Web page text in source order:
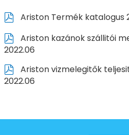
Ariston Termék katalogus
Ariston kazánok szállitói
2022.06
Ariston vizmelegitők
2022.06